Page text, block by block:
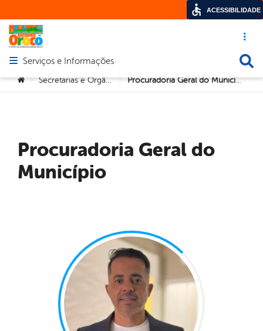
Acesso
Abrir menu principal de navegação
Serviços e Informações
Você está aqui:
> Secretarias e Orgãos > Procuradoria Geral do Município
Procuradoria Geral do
Município
ACESSIBILIDADE